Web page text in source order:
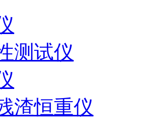
测试仪
渣恒重仪